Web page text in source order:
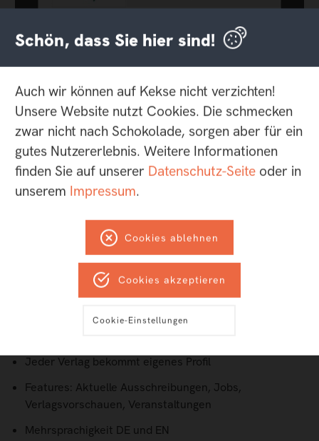
Unsere Aufgaben
Konzeption und Entwicklung des Online-Katalogs der
Kinder- und Jugendbuchvelage im deutschsprachigen
Jeder Verlag bekommt eigenes Profil
Features: Aktuelle Ausschreibungen, Jobs,
Verlagsvorschauen, Veranstaltungen
Mehrsprachigkeit DE und EN
Schön, dass Sie hier sind!
Auch wir können auf Kekse nicht verzichten!
Unsere Website nutzt Cookies. Die schmecken
zwar nicht nach Schokolade, sorgen aber für ein
gutes Nutzererlebnis. Weitere Informationen
finden Sie auf unserer Datenschutz-Seite oder in
unserem Impressum.
Cookies ablehnen
Cookies akzeptieren
Cookie-Einstellungen